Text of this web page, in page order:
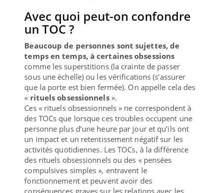
Avec quoi peut-on confondre
un TOC ?
Beaucoup de personnes sont sujettes, de
temps en temps, à certaines obsessions
comme les superstitions (la crainte de passer
sous une échelle) ou les vérifications (s’assurer
que la porte est bien fermée). On appelle cela des
« rituels obsessionnels ».
Ces « rituels obsessionnels » ne correspondent à
des TOCs que lorsque ces troubles occupent une
personne plus d’une heure par jour et qu’ils ont
un impact et un retentissement négatif sur les
activités quotidiennes. Les TOCs, à la différence
des rituels obsessionnels ou des « pensées
compulsives simples », entravent le
fonctionnement et peuvent avoir des
conséquences graves sur les relations avec les